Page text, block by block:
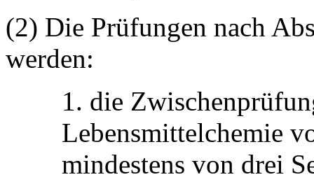
(2) Die Prüfungen nach
werden:
1. die
Lebensmittelchemie
mindestens von drei